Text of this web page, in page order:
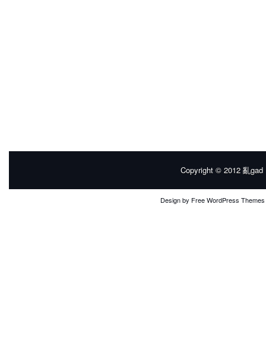
Copyright © 2012 亂gad
Design by Free WordPress Themes